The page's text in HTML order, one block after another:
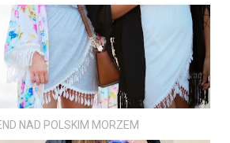
NAD POLSKIM MORZEM